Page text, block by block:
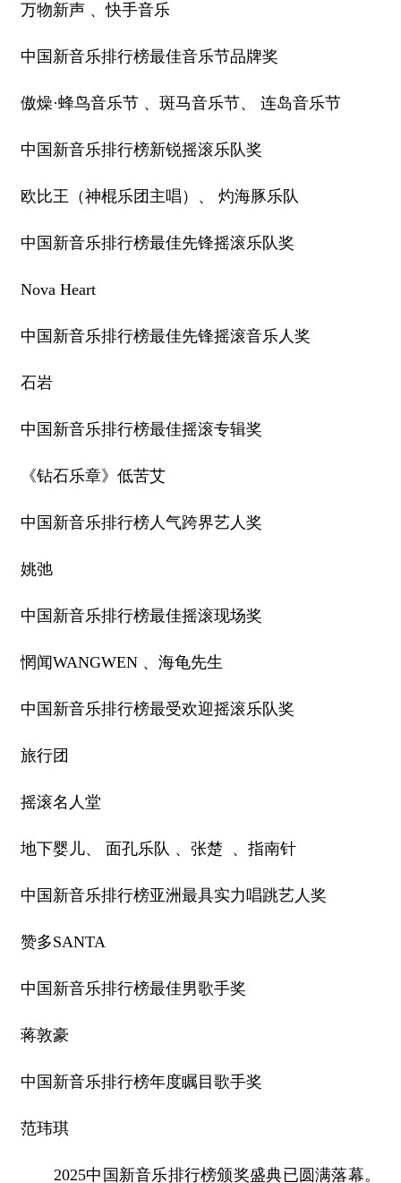
万物新声 、快手音乐
中国新音乐排行榜最佳音乐节品牌奖
傲燥·蜂鸟音乐节 、斑马音乐节、 连岛音乐节
中国新音乐排行榜新锐摇滚乐队奖
欧比王（神棍乐团主唱）、 灼海豚乐队
中国新音乐排行榜最佳先锋摇滚乐队奖
Nova Heart
中国新音乐排行榜最佳先锋摇滚音乐人奖
石岩
中国新音乐排行榜最佳摇滚专辑奖
《钻石乐章》低苦艾
中国新音乐排行榜人气跨界艺人奖
姚弛
中国新音乐排行榜最佳摇滚现场奖
惘闻WANGWEN 、海龟先生
中国新音乐排行榜最受欢迎摇滚乐队奖
旅行团
摇滚名人堂
地下婴儿、 面孔乐队 、张楚 、指南针
中国新音乐排行榜亚洲最具实力唱跳艺人奖
赞多SANTA
中国新音乐排行榜最佳男歌手奖
蒋敦豪
中国新音乐排行榜年度瞩目歌手奖
范玮琪
2025中国新音乐排行榜颁奖盛典已圆满落幕。